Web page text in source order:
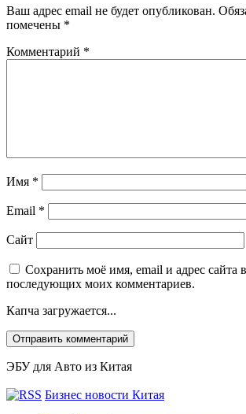
Ваш адрес email не будет опубликован.
помечены *
Комментарий *
Имя *
Email *
Сайт
Сохранить моё имя, email и адрес сайта
последующих моих комментариев.
Капча загружается...
ЭБУ для Авто из Китая
Бизнес новости Китая